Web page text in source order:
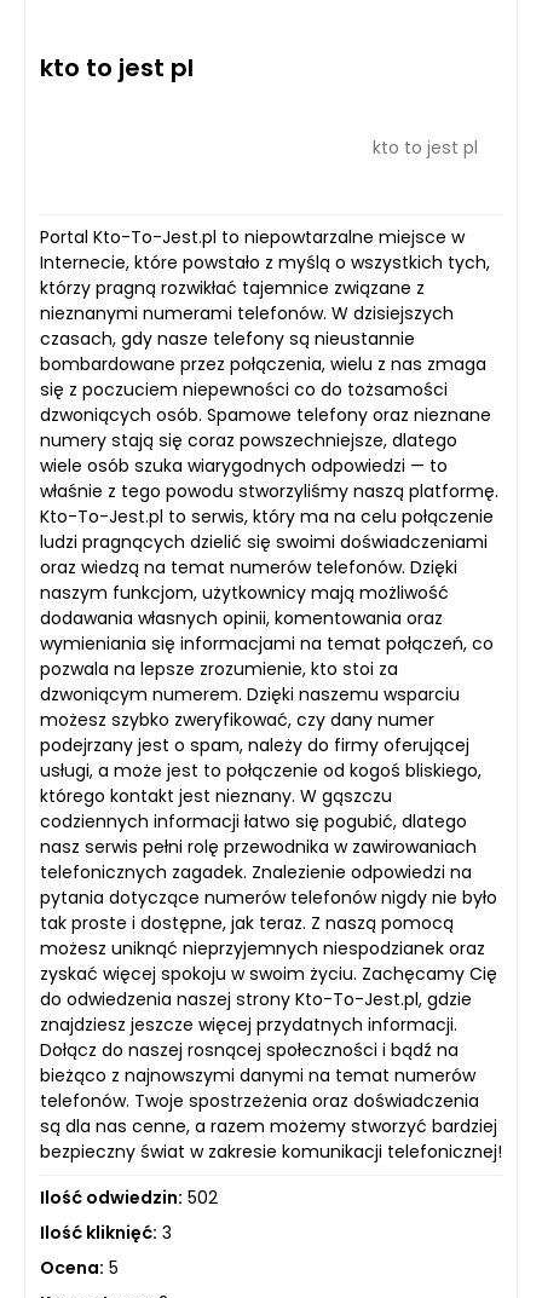
kto to jest pl
kto to jest pl
Portal Kto-To-Jest.pl to niepowtarzalne miejsce w
Internecie, które powstało z myślą o wszystkich tych,
którzy pragną rozwikłać tajemnice związane z
nieznanymi numerami telefonów. W dzisiejszych
czasach, gdy nasze telefony są nieustannie
bombardowane przez połączenia, wielu z nas zmaga
się z poczuciem niepewności co do tożsamości
dzwoniących osób. Spamowe telefony oraz nieznane
numery stają się coraz powszechniejsze, dlatego
wiele osób szuka wiarygodnych odpowiedzi — to
właśnie z tego powodu stworzyliśmy naszą platformę.
Kto-To-Jest.pl to serwis, który ma na celu połączenie
ludzi pragnących dzielić się swoimi doświadczeniami
oraz wiedzą na temat numerów telefonów. Dzięki
naszym funkcjom, użytkownicy mają możliwość
dodawania własnych opinii, komentowania oraz
wymieniania się informacjami na temat połączeń, co
pozwala na lepsze zrozumienie, kto stoi za
dzwoniącym numerem. Dzięki naszemu wsparciu
możesz szybko zweryfikować, czy dany numer
podejrzany jest o spam, należy do firmy oferującej
usługi, a może jest to połączenie od kogoś bliskiego,
którego kontakt jest nieznany. W gąszczu
codziennych informacji łatwo się pogubić, dlatego
nasz serwis pełni rolę przewodnika w zawirowaniach
telefonicznych zagadek. Znalezienie odpowiedzi na
pytania dotyczące numerów telefonów nigdy nie było
tak proste i dostępne, jak teraz. Z naszą pomocą
możesz uniknąć nieprzyjemnych niespodzianek oraz
zyskać więcej spokoju w swoim życiu. Zachęcamy Cię
do odwiedzenia naszej strony Kto-To-Jest.pl, gdzie
znajdziesz jeszcze więcej przydatnych informacji.
Dołącz do naszej rosnącej społeczności i bądź na
bieżąco z najnowszymi danymi na temat numerów
telefonów. Twoje spostrzeżenia oraz doświadczenia
są dla nas cenne, a razem możemy stworzyć bardziej
bezpieczny świat w zakresie komunikacji telefonicznej!
Ilość odwiedzin: 502
Ilość kliknięć: 3
Ocena: 5